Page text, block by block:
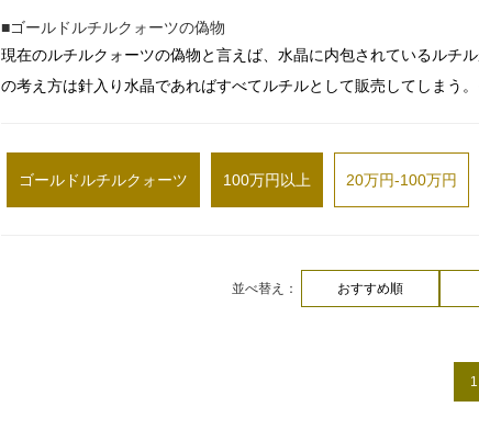
■ゴールドルチルクォーツの偽物
現在のルチルクォーツの偽物と言えば、水晶に内包されているルチ
の考え方は針入り水晶であればすべてルチルとして販売してしまう
ゴールドルチルクォーツ 100万円以上 20万円-100万円
並べ替え： おすすめ順
1